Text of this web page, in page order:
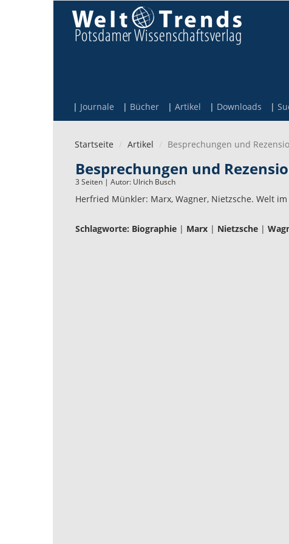
Journale Bücher Artikel Downloads
Startseite Artikel Besprechungen und
Besprechungen und
3 Seiten | Autor: Ulrich Busch
Herfried Münkler: Marx, Wagner, Nietzsche. Welt
Schlagworte: Biographie | Marx | Nietzsche |